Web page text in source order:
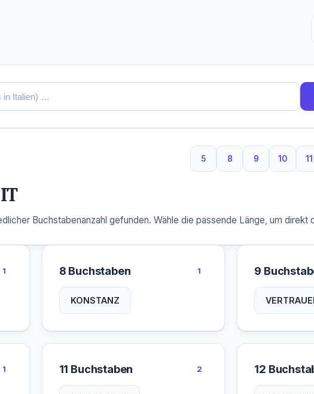
5
5 Buchstaben
8
8 Buchstaben
9
9 Buchstaben
10
10
11
Buchstabenanzahl gefunden. Wähle die passende Länge, um direkt
1 8 Buchstaben 1
KONSTANZ
9
1 11 Buchstaben 2 12